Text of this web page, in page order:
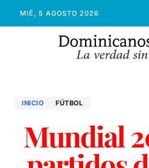
MIÉ, 5 AGOSTO 2026
INICIO FÚTBOL
Mundial